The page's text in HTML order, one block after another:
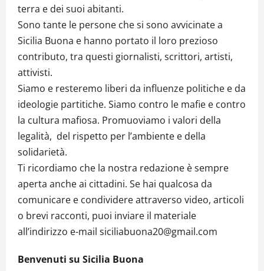
terra e dei suoi abitanti.
Sono tante le persone che si sono avvicinate a
Sicilia Buona e hanno portato il loro prezioso
contributo, tra questi giornalisti, scrittori, artisti,
attivisti.
Siamo e resteremo liberi da influenze politiche e da
ideologie partitiche. Siamo contro le mafie e contro
la cultura mafiosa. Promuoviamo i valori della
legalità, del rispetto per l’ambiente e della
solidarietà.
Ti ricordiamo che la nostra redazione è sempre
aperta anche ai cittadini. Se hai qualcosa da
comunicare e condividere attraverso video, articoli
o brevi racconti, puoi inviare il materiale
all’indirizzo e-mail siciliabuona20@gmail.com
Benvenuti su Sicilia Buona